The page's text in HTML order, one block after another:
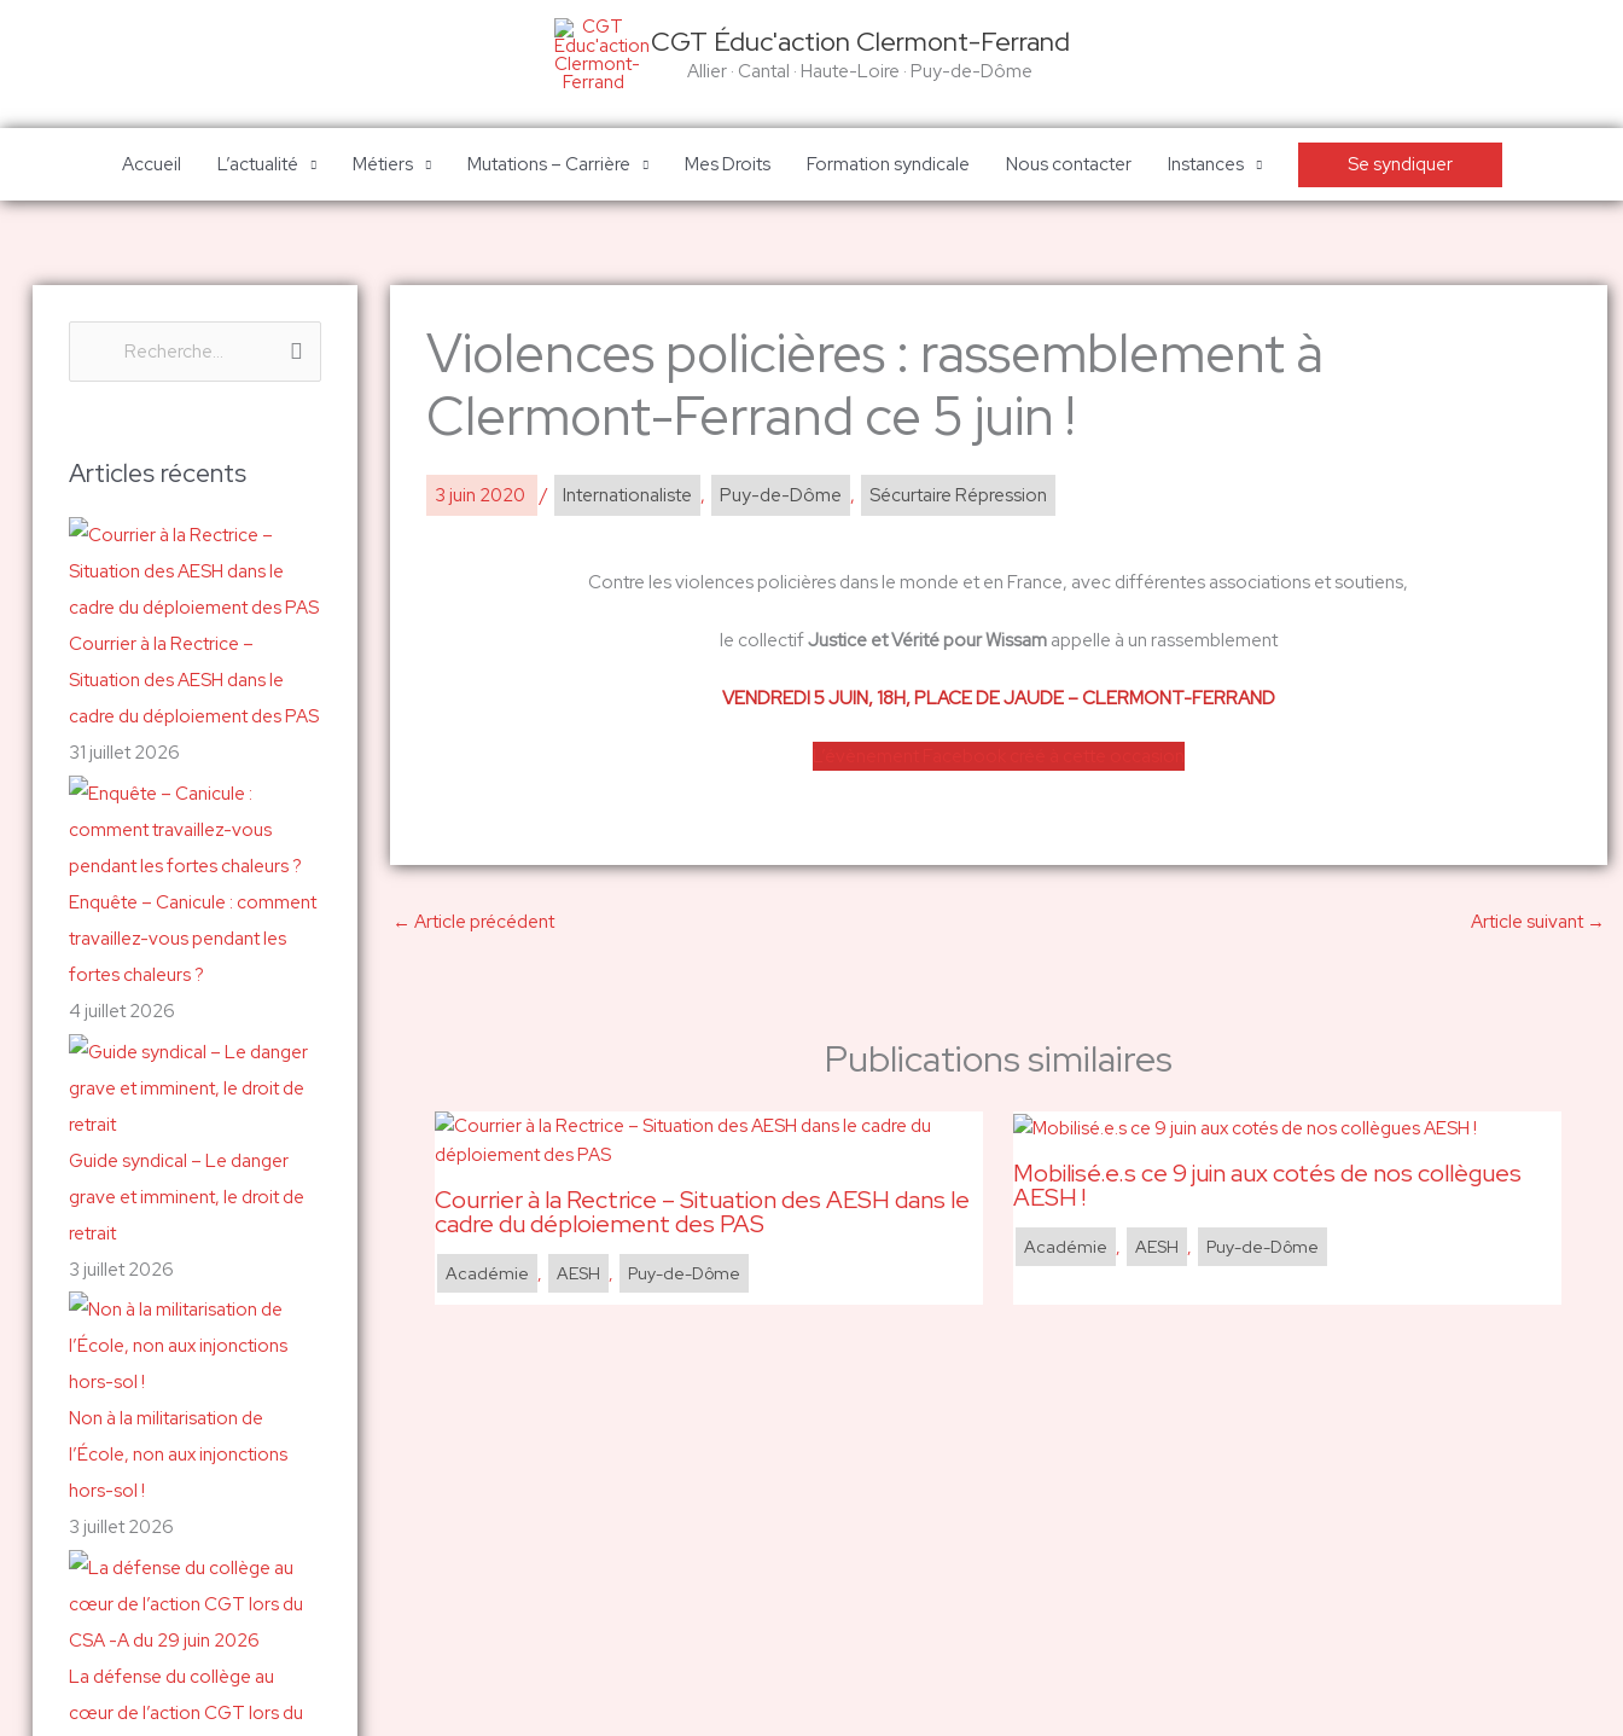
CGT Éduc'action Clermont-Ferrand
Allier · Cantal · Haute-Loire · Puy-de-Dôme
Accueil L’actualité Métiers Mutations – Carrière Mes Droits Formation syndicale Nous contacter Instances Se syndiquer
h
r
c
h
e
r
:
Articles récents
Courrier à la Rectrice –
Situation des AESH dans le
cadre du déploiement des PAS
31 juillet 2026
Enquête – Canicule : comment
travaillez-vous pendant les
fortes chaleurs ?
4 juillet 2026
Guide syndical – Le danger
grave et imminent, le droit de
retrait
3 juillet 2026
Non à la militarisation de
l’École, non aux injonctions
hors-sol !
3 juillet 2026
La défense du collège au
cœur de l’action CGT lors du
Violences policières : rassemblement à
Clermont-Ferrand ce 5 juin !
3 juin 2020 / Internationaliste , Puy-de-Dôme , Sécurtaire Répression
Contre les violences policières dans le monde et en France, avec différentes associations et soutiens,
le collectifJustice et Vérité pour Wissamappelle à un rassemblement
VENDREDI 5 JUIN, 18H, PLACE DE JAUDE – CLERMONT-FERRAND
← Article précédent Article suivant →
Publications similaires
Courrier à la Rectrice – Situation des AESH dans le
cadre du déploiement des PAS
Académie , AESH , Puy-de-Dôme
Mobilisé.e.s ce 9 juin aux cotés de nos collègues
AESH !
Académie , AESH , Puy-de-Dôme